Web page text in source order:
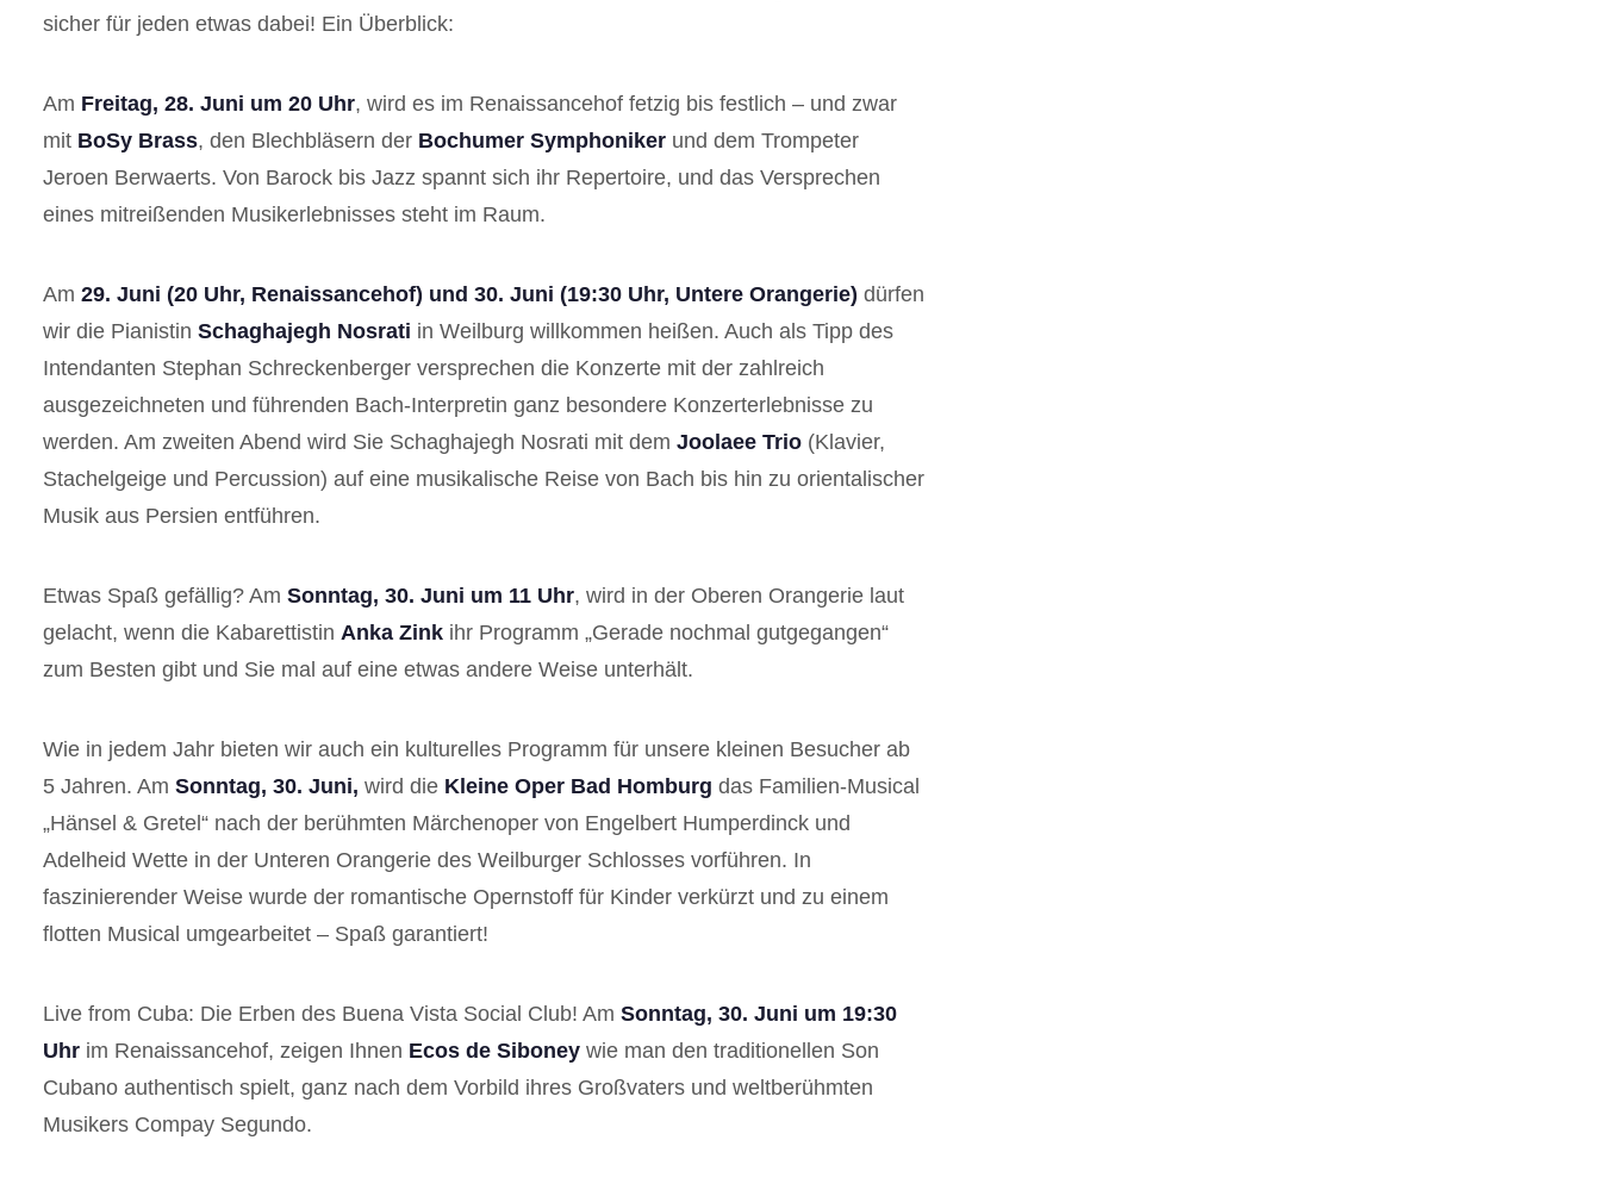
sicher für jeden etwas dabei! Ein Überblick:
Am Freitag, 28. Juni um 20 Uhr, wird es im Renaissancehof fetzig bis festlich – und zwar
mit BoSy Brass, den Blechbläsern der Bochumer Symphoniker und dem Trompeter
Jeroen Berwaerts. Von Barock bis Jazz spannt sich ihr Repertoire, und das Versprechen
eines mitreißenden Musikerlebnisses steht im Raum.
Am 29. Juni (20 Uhr, Renaissancehof) und 30. Juni (19:30 Uhr, Untere Orangerie) dürfen
wir die Pianistin Schaghajegh Nosrati in Weilburg willkommen heißen. Auch als Tipp des
Intendanten Stephan Schreckenberger versprechen die Konzerte mit der zahlreich
ausgezeichneten und führenden Bach-Interpretin ganz besondere Konzerterlebnisse zu
werden. Am zweiten Abend wird Sie Schaghajegh Nosrati mit dem Joolaee Trio (Klavier,
Stachelgeige und Percussion) auf eine musikalische Reise von Bach bis hin zu orientalischer
Musik aus Persien entführen.
Etwas Spaß gefällig? Am Sonntag, 30. Juni um 11 Uhr, wird in der Oberen Orangerie laut
gelacht, wenn die Kabarettistin Anka Zink ihr Programm „Gerade nochmal gutgegangen“
zum Besten gibt und Sie mal auf eine etwas andere Weise unterhält.
Wie in jedem Jahr bieten wir auch ein kulturelles Programm für unsere kleinen Besucher ab
5 Jahren. Am Sonntag, 30. Juni, wird die Kleine Oper Bad Homburg das Familien-Musical
„Hänsel & Gretel“ nach der berühmten Märchenoper von Engelbert Humperdinck und
Adelheid Wette in der Unteren Orangerie des Weilburger Schlosses vorführen. In
faszinierender Weise wurde der romantische Opernstoff für Kinder verkürzt und zu einem
flotten Musical umgearbeitet – Spaß garantiert!
Live from Cuba: Die Erben des Buena Vista Social Club! Am Sonntag, 30. Juni um 19:30
Uhr im Renaissancehof, zeigen Ihnen Ecos de Siboney wie man den traditionellen Son
Cubano authentisch spielt, ganz nach dem Vorbild ihres Großvaters und weltberühmten
Musikers Compay Segundo.